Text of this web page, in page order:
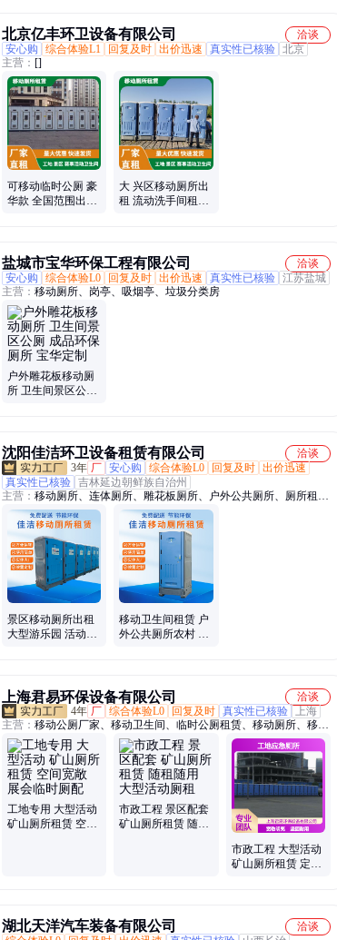
北京亿丰环卫设备有限公司
洽谈
安心购
综合体验L1 回复及时 出价迅速 真实性已核验 北京
主营： []
可移动临时公厕 豪
华款 全国范围出租
大 兴区移动厕所出
租 流动洗手间租用
盐城市宝华环保工程有限公司
洽谈
安心购
综合体验L0 回复及时 出价迅速 真实性已核验 江苏盐城
主营： 移动厕所、岗亭、吸烟亭、垃圾分类房
户外雕花板移动厕
所 卫生间景区公厕
沈阳佳洁环卫设备租赁有限公司
洽谈
3年 厂 安心购 综合体验L0 回复及时 出价迅速
真实性已核验 吉林延边朝鲜族自治州
主营： 移动厕所、连体厕所、雕花板厕所、户外公共厕所、厕所租
赁、生态卫生间、可移动卫生间
景区移动厕所出租
大型游乐园 活动现
移动卫生间租赁 户
外公共厕所农村 淋
上海君易环保设备有限公司
洽谈
4年 厂 综合体验L0 回复及时 真实性已核验
上海
主营： 移动公厕厂家、移动卫生间、临时公厕租赁、移动厕所、移动
厕所租赁、厕所租赁、移动厕所厂家、环保移动厕所商家、临时厕
所、移动厕所价格、移动厕所出租、流动厕所、可移动厕所、定制移
动厕所、工地移动厕所、厕所出租、移动厕所生产厂家、移动厕所定
制、移动厕所租赁电话、移动卫生间租赁、租用移动卫生间、淋浴房
租赁、卫生间租赁、卫生间出租
工地专用 大型活动
矿山厕所租赁 空间
市政工程 景区配套
矿山厕所租赁 随租
市政工程 大型活动
矿山厕所租赁 定期
湖北天洋汽车装备有限公司
洽谈